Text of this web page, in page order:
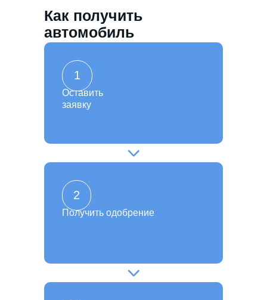
Как получить
автомобиль
Получить одобрение
2
Оставить
заявку
1